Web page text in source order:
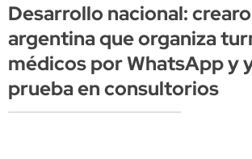
Desarrollo nacional:
argentina que organiza
médicos por WhatsApp y
prueba en consultorios